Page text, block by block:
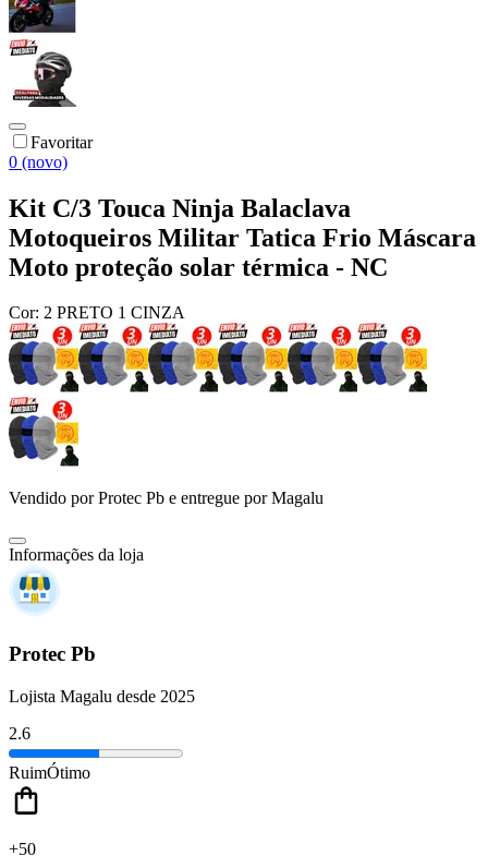
Favoritar
0 (novo)
Kit C/3 Touca Ninja Balaclava
Motoqueiros Militar Tatica Frio Máscara
Moto proteção solar térmica - NC
Cor: 2 PRETO 1 CINZA
Vendido porProtec Pb e entregue por Magalu
Informações da loja
Protec Pb
Lojista Magalu desde 2025
2.6
RuimÓtimo
+50